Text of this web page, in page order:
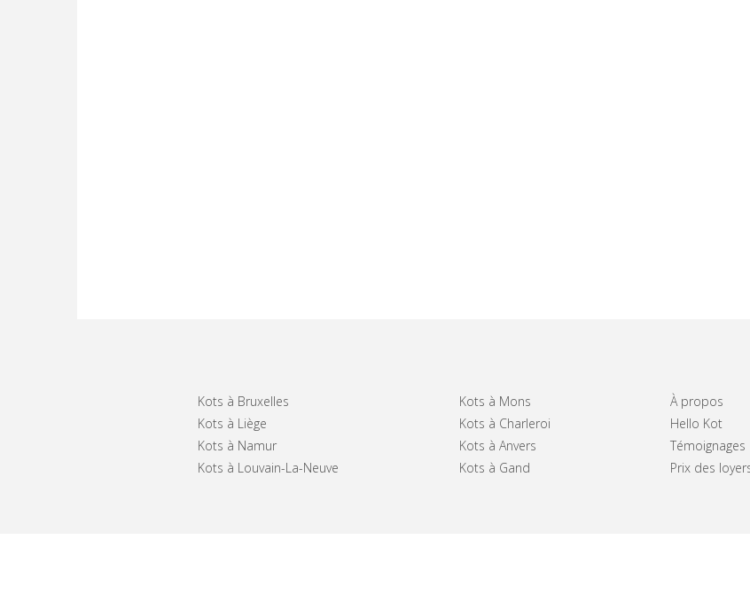
Kots à Bruxelles
Kots à Liège
Kots à Namur
Kots à Louvain-La-Neuve
Kots à Mons
Kots à Charleroi
Kots à Anvers
Kots à Gand
À propos
Hello Kot
Témoignages
Prix des